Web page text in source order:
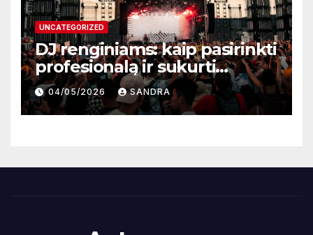
UNCATEGORIZED
DJ renginiams: kaip pasirinkti
profesionalą ir sukurti
nepamirštamą atmosferą
04/05/2026 SANDRA